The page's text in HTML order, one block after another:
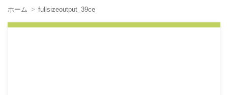
ホーム fullsizeoutput_39ce